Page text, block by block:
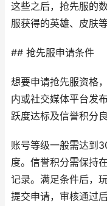
这些之后，抢先服的
服获得的英雄、皮肤
## 抢先服申请条件
想要申请抢先服资格
内或社交媒体平台发
跃度达标及信誉积分良
账号等级一般需达到
度。信誉积分需保持
记录。满足条件后，
提交申请，审核通过